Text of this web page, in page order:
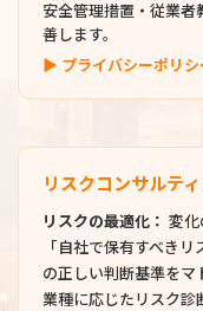
安全管理措置・従業
善します。
▶ プライバシーポリシ
リスクコンサルテ
リスクの最適化： 変化
「自社で保有すべき
の正しい判断基準をマ
業種に応じたリスク診